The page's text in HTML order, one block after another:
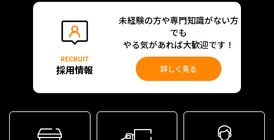
RECRUIT
採用情報
未経験の方や専門知識がない方
でも
やる気があれば大歓迎です！
詳しく見る